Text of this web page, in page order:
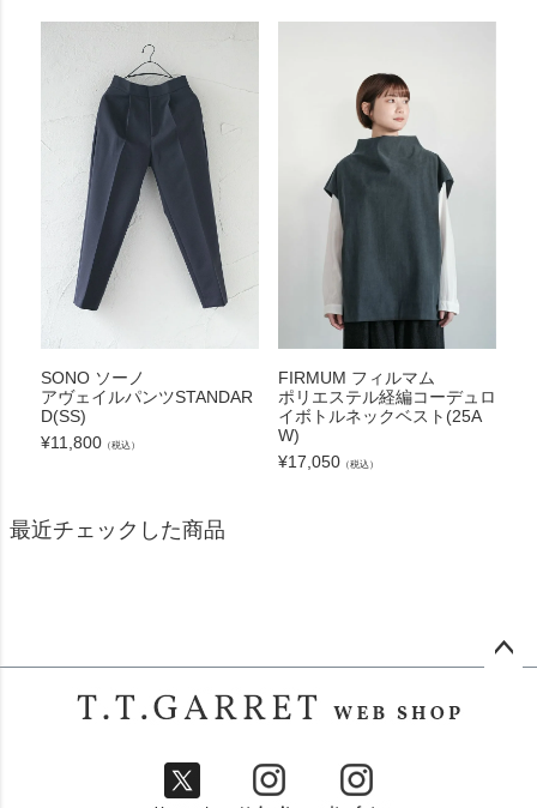
SONO ソーノ
アヴェイルパンツSTANDAR
D(SS)
¥11,800（税込）
FIRMUM フィルマム
ポリエステル経編コーデュロ
イボトルネックベスト(25A
W)
¥17,050 （税込）
最近チェックした商品